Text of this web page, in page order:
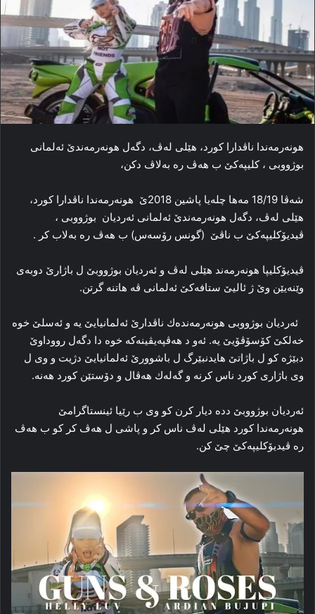
ھونەرمەندا ناڤدارا كورد، ھێلی لەڤ، دگەل ھونەرمەندێ ئەلمانی
بوژووبی ، كلیپەكێ ب ھەڤ رە بەلاڤ دكن،
شەڤا 18/19 مەھا چلەیا پاشین 2018ێ ھونەرمەندا ناڤدارا كورد،
ھێلی لەڤ، دگەل ھونەرمەندێ ئەلمانی ئەردیان بوژووبی ،
ڤیدیۆكلیپەكێ ب ناڤێ (گونس رۆسەس) ب ھەڤ رە بەلاب كر .
ڤیدیۆكلیپا ھونەرمەند ھێلی لەڤ و ئەردیان بوژووبێ ل باژارێ دوبەی
وێنەیێن وێ ژ ئالیێ ستافەكێ ئەلمانی ڤە ھاتنە گرتن.
ئەردیان بوژووبی ھونەرمەندەك ناڤدارێ ئەلمانیایێ یە و ئەسلێ خوە
خەلكێ كۆسۆڤۆیێ یە. ئەو د ھەڤپەیڤینەكە خوە دا دگەل رووداوێ
دبێژە كو ل باژاتێ ھایدنبێرگ ل باشوورێ ئەلمانیایێ دژیت و وی ل
وی باژاری كورد ناس كرنە و گەلەك ھەڤال و دۆستێن كورد ھەنە.
ئەردیان بوژووبێ ددە دیار كرن كو وی ب رێیا ئینستاگرامێ
ھونەرمەندا كورد ھێلی لەڤ ناس كر و پاشی ل ھەڤ كر كو ب ھەڤ
رە ڤیدیۆكلیپەكێ چێ كن.